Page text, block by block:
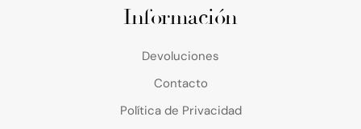
Información
Devoluciones
Contacto
Política de Privacidad